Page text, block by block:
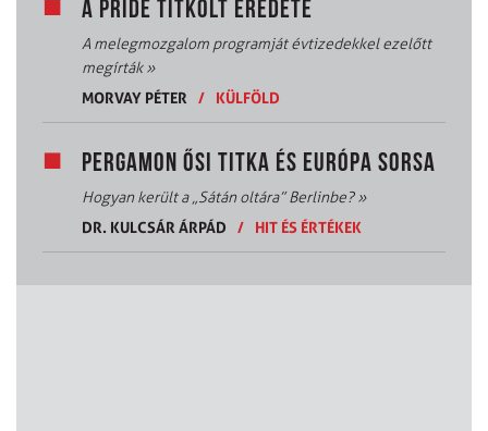
A PRIDE TITKOLT EREDETE
A melegmozgalom programját évtizedekkel ezelőtt
megírták»
MORVAY PÉTER
/ KÜLFÖLD
PERGAMON ŐSI TITKA ÉS EURÓPA SORSA
Hogyan került a „Sátán oltára” Berlinbe?»
DR. KULCSÁR ÁRPÁD
/ HIT ÉS ÉRTÉKEK